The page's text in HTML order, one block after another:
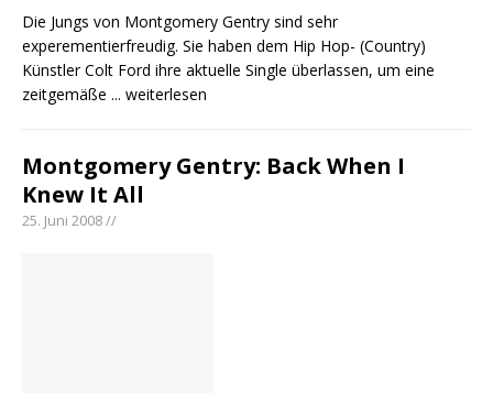
Die Jungs von Montgomery Gentry sind sehr
experementierfreudig. Sie haben dem Hip Hop- (Country)
Künstler Colt Ford ihre aktuelle Single überlassen, um eine
zeitgemäße ... weiterlesen
Montgomery Gentry: Back When I
Knew It All
25. Juni 2008 //